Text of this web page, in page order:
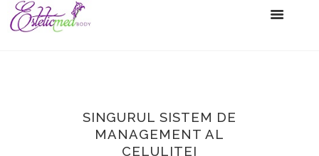
SINGURUL SISTEM DE
MANAGEMENT AL
CELULITEI